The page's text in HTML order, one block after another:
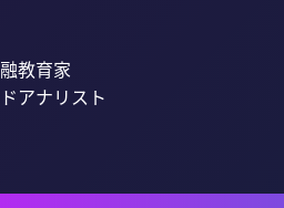
教育家
アナリスト